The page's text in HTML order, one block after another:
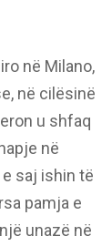
në Milano,
në cilësinë
u shfaq
në
saj ishin të
pamja e
unazë në